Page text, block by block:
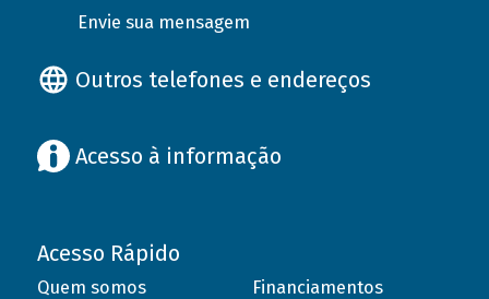
Envie sua mensagem
Outros telefones e endereços
Acesso à informação
Acesso Rápido
Quem somos Financiamentos